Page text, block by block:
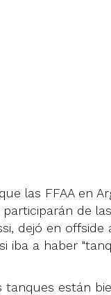
las FFAA en
de
dejó en offside
iba a haber
tanques están